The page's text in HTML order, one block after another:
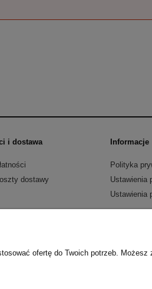
i dostawa
dostawy
Informacje
Polityka
Ustawienia
Ustawienia
ofertę do Twoich potrzeb.